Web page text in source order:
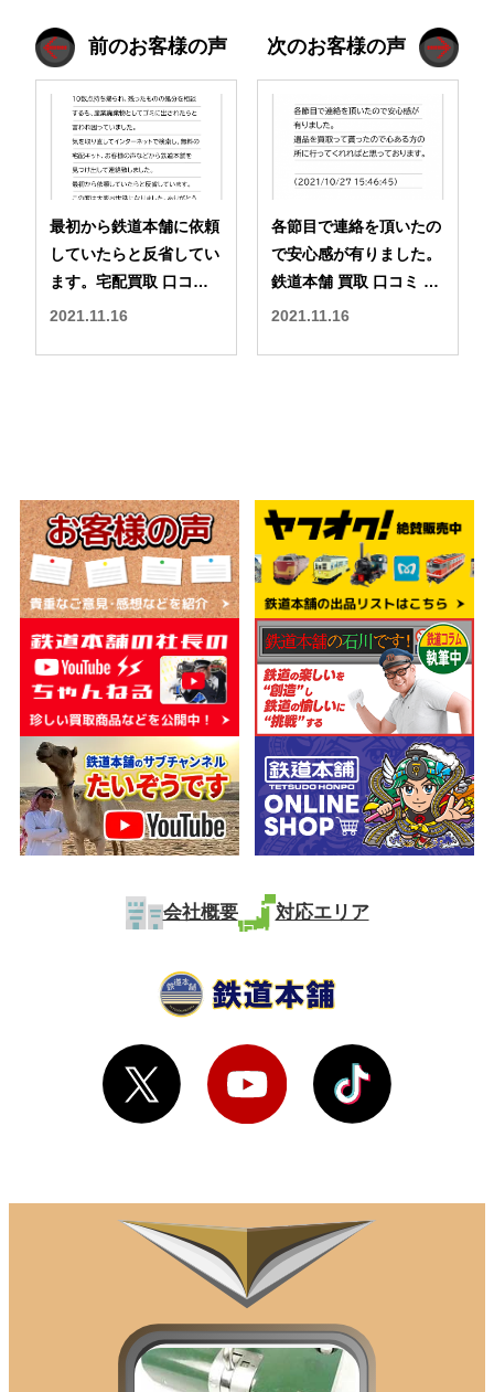
前のお客様の声
最初から鉄道本舗に依頼
していたらと反省してい
ます。宅配買取 口コミ
評判
2021.11.16
次のお客様の声
各節目で連絡を頂いたの
で安心感が有りました。
鉄道本舗 買取 口コミ 評
判
2021.11.16
会社概要 対応エリア